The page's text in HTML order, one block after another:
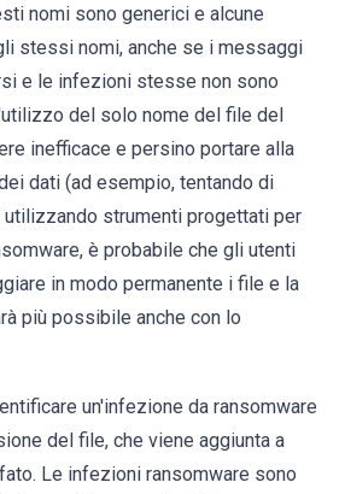
nomi sono generici e alcune
stessi nomi, anche se i messaggi
e le infezioni stesse non sono
del solo nome del file del
inefficace e persino portare alla
dati (ad esempio, tentando di
strumenti progettati per
è probabile che gli utenti
in modo permanente i file e la
più possibile anche con lo
un'infezione da ransomware
del file, che viene aggiunta a
Le infezioni ransomware sono